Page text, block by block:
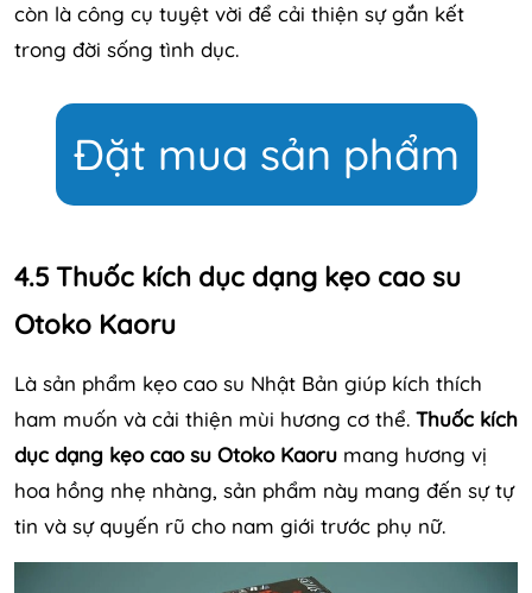
còn là công cụ tuyệt vời để cải thiện sự gắn kết
trong đời sống tình dục.
Đặt mua sản phẩm
4.5 Thuốc kích dục dạng kẹo cao su
Otoko Kaoru
Là sản phẩm kẹo cao su Nhật Bản giúp kích thích
ham muốn và cải thiện mùi hương cơ thể. Thuốc kích
dục dạng kẹo cao su Otoko Kaoru mang hương vị
hoa hồng nhẹ nhàng, sản phẩm này mang đến sự tự
tin và sự quyến rũ cho nam giới trước phụ nữ.